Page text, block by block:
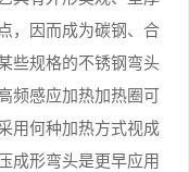
，因而成为碳钢、合
些规格的不锈钢弯头
频感应加热加热圈可
用何种加热方式视成
成形弯头是更早应用